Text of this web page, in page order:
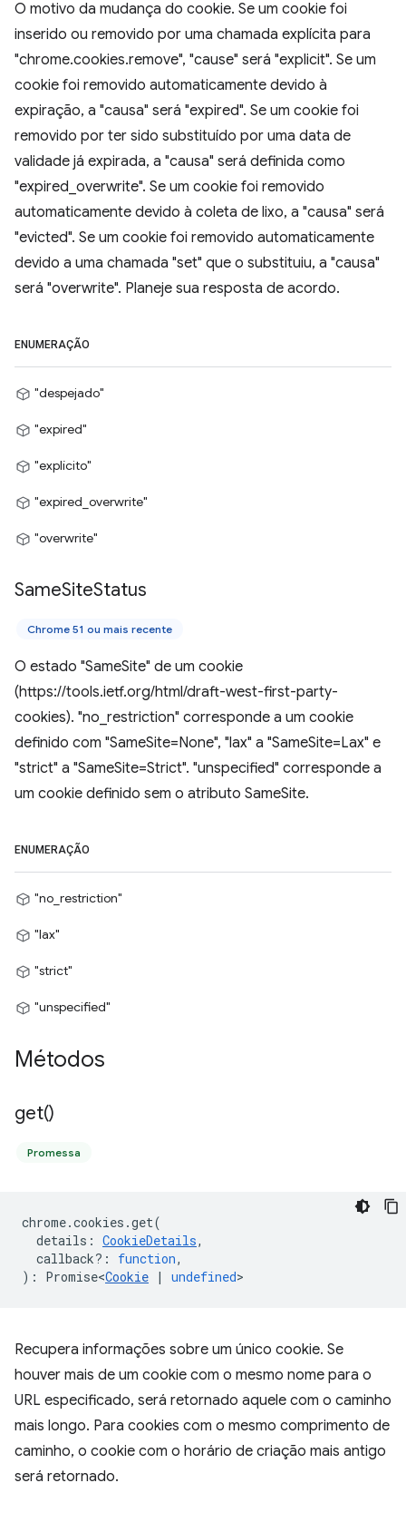
O motivo da mudança do cookie. Se um cookie foi
inserido ou removido por uma chamada explícita para
"chrome.cookies.remove", "cause" será "explicit". Se um
cookie foi removido automaticamente devido à
expiração, a "causa" será "expired". Se um cookie foi
removido por ter sido substituído por uma data de
validade já expirada, a "causa" será definida como
"expired_overwrite". Se um cookie foi removido
automaticamente devido à coleta de lixo, a "causa" será
"evicted". Se um cookie foi removido automaticamente
devido a uma chamada "set" que o substituiu, a "causa"
será "overwrite". Planeje sua resposta de acordo.
ENUMERAÇÃO
"despejado"
"expired"
"explícito"
"expired_overwrite"
"overwrite"
SameSiteStatus
Chrome 51 ou mais recente
O estado "SameSite" de um cookie
(https://tools.ietf.org/html/draft-west-first-party-
cookies). "no_restriction" corresponde a um cookie
definido com "SameSite=None", "lax" a "SameSite=Lax" e
"strict" a "SameSite=Strict". "unspecified" corresponde a
um cookie definido sem o atributo SameSite.
ENUMERAÇÃO
"no_restriction"
"lax"
"strict"
"unspecified"
Métodos
get()
Promessa
chrome.cookies .get(
details : CookieDetails,
callback? : function,
) : Promise<Cookie | undefined>
Recupera informações sobre um único cookie. Se
houver mais de um cookie com o mesmo nome para o
URL especificado, será retornado aquele com o caminho
mais longo. Para cookies com o mesmo comprimento de
caminho, o cookie com o horário de criação mais antigo
será retornado.